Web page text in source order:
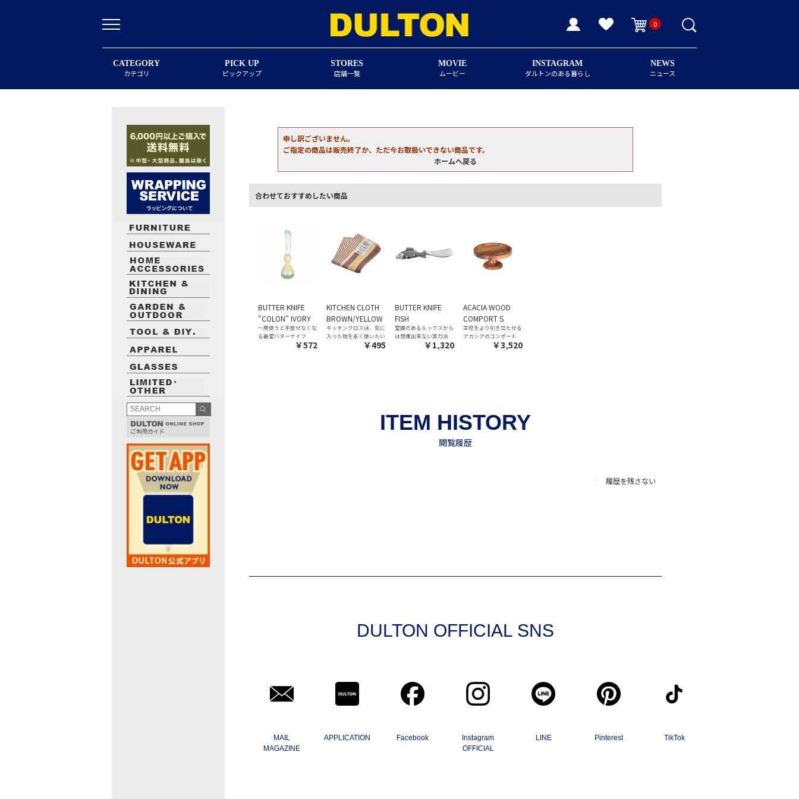
0
CATEGORY
カテゴリ
PICK UP
ピックアップ
STORES
店舗一覧
MOVIE
ムービー
INSTAGRAM
ダルトンのある暮らし
NEWS
ニュース
申し訳ございません。
ご指定の商品は販売終了か、ただ今お取扱いできない商品です。
ホームへ戻る
合わせておすすめしたい商品
BUTTER KNIFE
"COLON" IVORY
一度使うと手放せなくな
る最愛バターナイフ
￥572
KITCHEN CLOTH
BROWN/YELLOW
キッチンクロスは、気に
入った物を永く使いたい
￥495
BUTTER KNIFE
FISH
愛嬌のあるルックスから
は想像出来ない実力派
￥1,320
ACACIA WOOD
COMPORT S
主役をより引き立たせる
アカシアのコンポート
￥3,520
履歴を残さない
DULTON OFFICIAL SNS
MAIL
MAGAZINE
APPLICATION Facebook
Instagram
OFFICIAL
LINE Pinterest TikTok